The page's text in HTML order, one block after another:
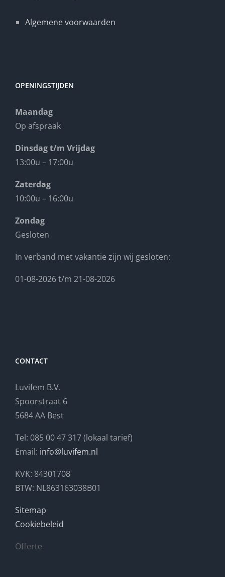
Algemene voorwaarden
OPENINGSTIJDEN
Maandag
Op afspraak
Dinsdag t/m Vrijdag
13:00u – 17:00u
Zaterdag
10:00u – 16:00u
Zondag
Gesloten
In verband met vakantie zijn wij gesloten:
01-08-2026 t/m 21-08-2026
CONTACT
Luvifem B.V.
Spoorstraat 6
5684 AA Best
Tel: 085 00 47 317 (lokaal tarief)
Email: info@luvifem.nl
KVK: 84301708
BTW: NL863163038B01
Sitemap
Cookiebeleid
Offerte